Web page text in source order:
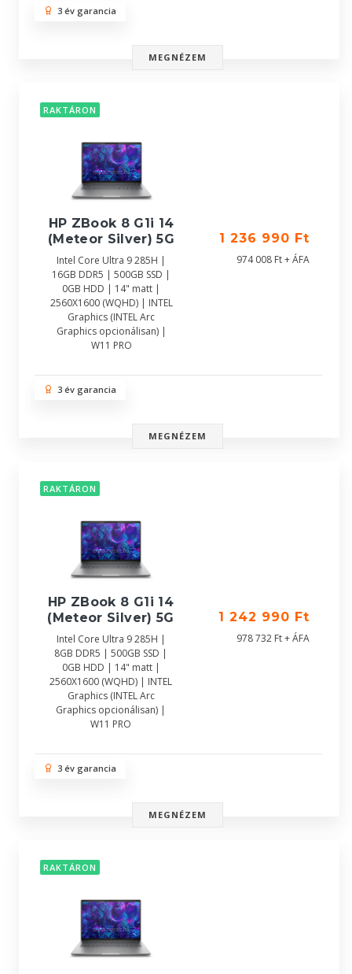
3 év garancia
MEGNÉZEM
RAKTÁRON
HP ZBook 8 G1i 14
(Meteor Silver) 5G
Intel Core Ultra 9 285H |
16GB DDR5 | 500GB SSD |
0GB HDD | 14" matt |
2560X1600 (WQHD) | INTEL
Graphics (INTEL Arc
Graphics opcionálisan) |
W11 PRO
1 236 990 Ft
974 008 Ft + ÁFA
3 év garancia
MEGNÉZEM
RAKTÁRON
HP ZBook 8 G1i 14
(Meteor Silver) 5G
Intel Core Ultra 9 285H |
8GB DDR5 | 500GB SSD |
0GB HDD | 14" matt |
2560X1600 (WQHD) | INTEL
Graphics (INTEL Arc
Graphics opcionálisan) |
W11 PRO
1 242 990 Ft
978 732 Ft + ÁFA
3 év garancia
MEGNÉZEM
RAKTÁRON